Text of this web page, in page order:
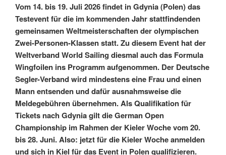
Vom 14. bis 19. Juli 2026 findet in Gdynia (Polen) das
Testevent für die im kommenden Jahr stattfindenden
gemeinsamen Weltmeisterschaften der olympischen
Zwei-Personen-Klassen statt. Zu diesem Event hat der
Weltverband World Sailing diesmal auch das Formula
Wingfoilen ins Programm aufgenommen. Der Deutsche
Segler-Verband wird mindestens eine Frau und einen
Mann entsenden und dafür ausnahmsweise die
Meldegebühren übernehmen. Als Qualifikation für
Tickets nach Gdynia gilt die German Open
Championship im Rahmen der Kieler Woche vom 20.
bis 28. Juni. Also: jetzt für die Kieler Woche anmelden
und sich in Kiel für das Event in Polen qualifizieren.